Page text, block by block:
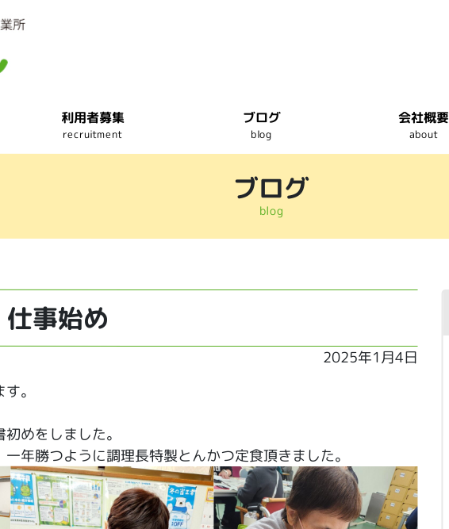
利用者募集
recruitment
ブログ
blog
会社概要
about
ブログ
blog
事始め
2025年1月4日
。
めをしました。
年勝つように調理長特製とんかつ定食頂きました。